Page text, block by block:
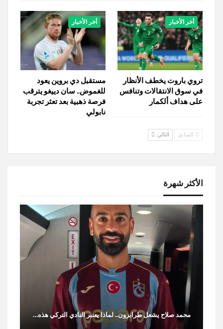
أخر الأخبار
تروي باروت يخطف الأنظار
في سوق الانتقالات وتنافس
على هداف ألكمار
أخر الأخبار
مستقبل دي بروين يعود
للغموض.. سان دييغو يترقب
فرصة ذهبية بعد تعثر تجربة
نابولي
السابق التالي
الأكثر شهرة
محمد صلاح يشعل طرابزون.. لماذا يعتبر النادي التركي هذه…